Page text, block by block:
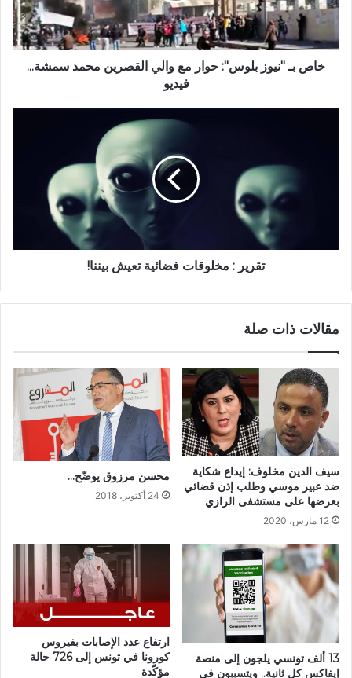
خاص بـ "نيوز بلوس": حوار مع والي القصرين محمد سمشة...
فيديو
تقرير : مخلوقات فضائية تعيش بيننا!
مقالات ذات صلة
سيف الدين مخلوف: إيداع شكاية
ضد عبير موسي وطلب إذن قضائي
بعرضها على مستشفى الرازي
12 مارس، 2020
محسن مرزوق يوضّح…
24 أكتوبر، 2018
13 ألف تونسي يلجون إلى منصة
إيفاكس كل ثانية.. ويتسببون في
ارتفاع عدد الإصابات بفيروس
كورونا في تونس إلى 726 حالة
مؤكّدة